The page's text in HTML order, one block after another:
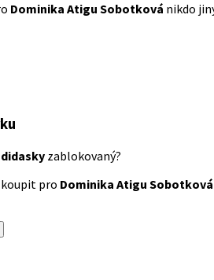
Dominika Atigu Sobotková nikdo
zablokovaný?
pro Dominika Atigu Sobotková